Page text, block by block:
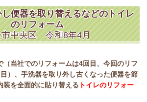
便器を取り替えるなどのトイレ
のリフォーム
市中央区 令和8年4月
（当社でのリフォームは4回目、今回のリフ
）、手洗器を取り外し古くなった便器を節
装を全面的に貼り替える トイレのリフォー